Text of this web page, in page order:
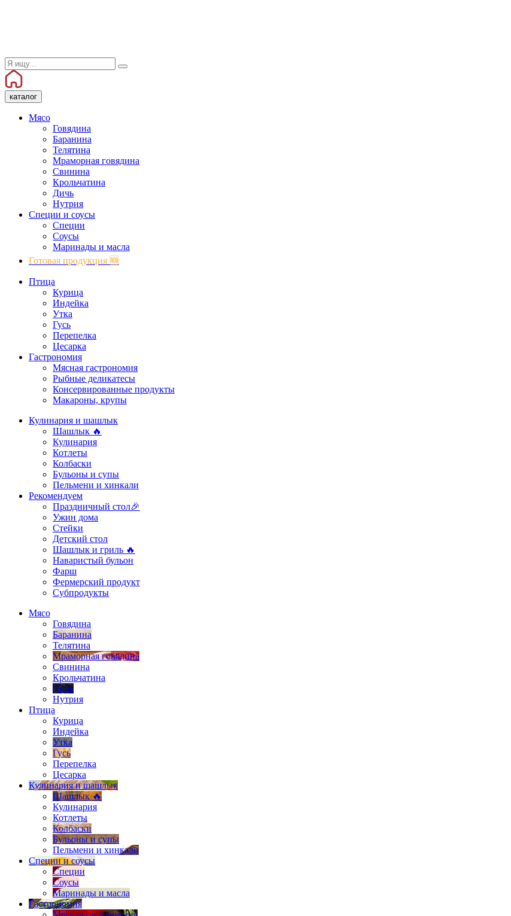
каталог
Мясо
Говядина
Баранина
Телятина
Мраморная говядина
Свинина
Крольчатина
Дичь
Нутрия
Специи и соусы
Специи
Соусы
Маринады и масла
Готовая продукция 🆕
Птица
Курица
Индейка
Утка
Гусь
Перепелка
Цесарка
Гастрономия
Мясная гастрономия
Рыбные деликатесы
Консервированные продукты
Макароны, крупы
Кулинария и шашлык
Шашлык 🔥
Кулинария
Котлеты
Колбаски
Бульоны и супы
Пельмени и хинкали
Рекомендуем
Праздничный стол🎉
Ужин дома
Стейки
Детский стол
Шашлык и гриль 🔥
Наваристый бульон
Фарш
Фермерский продукт
Субпродукты
Мясо
Говядина
Баранина
Телятина
Мраморная говядина
Свинина
Крольчатина
Дичь
Нутрия
Птица
Курица
Индейка
Утка
Гусь
Перепелка
Цесарка
Кулинария и шашлык
Шашлык 🔥
Кулинария
Котлеты
Колбаски
Бульоны и супы
Пельмени и хинкали
Специи и соусы
Специи
Соусы
Маринады и масла
Гастрономия